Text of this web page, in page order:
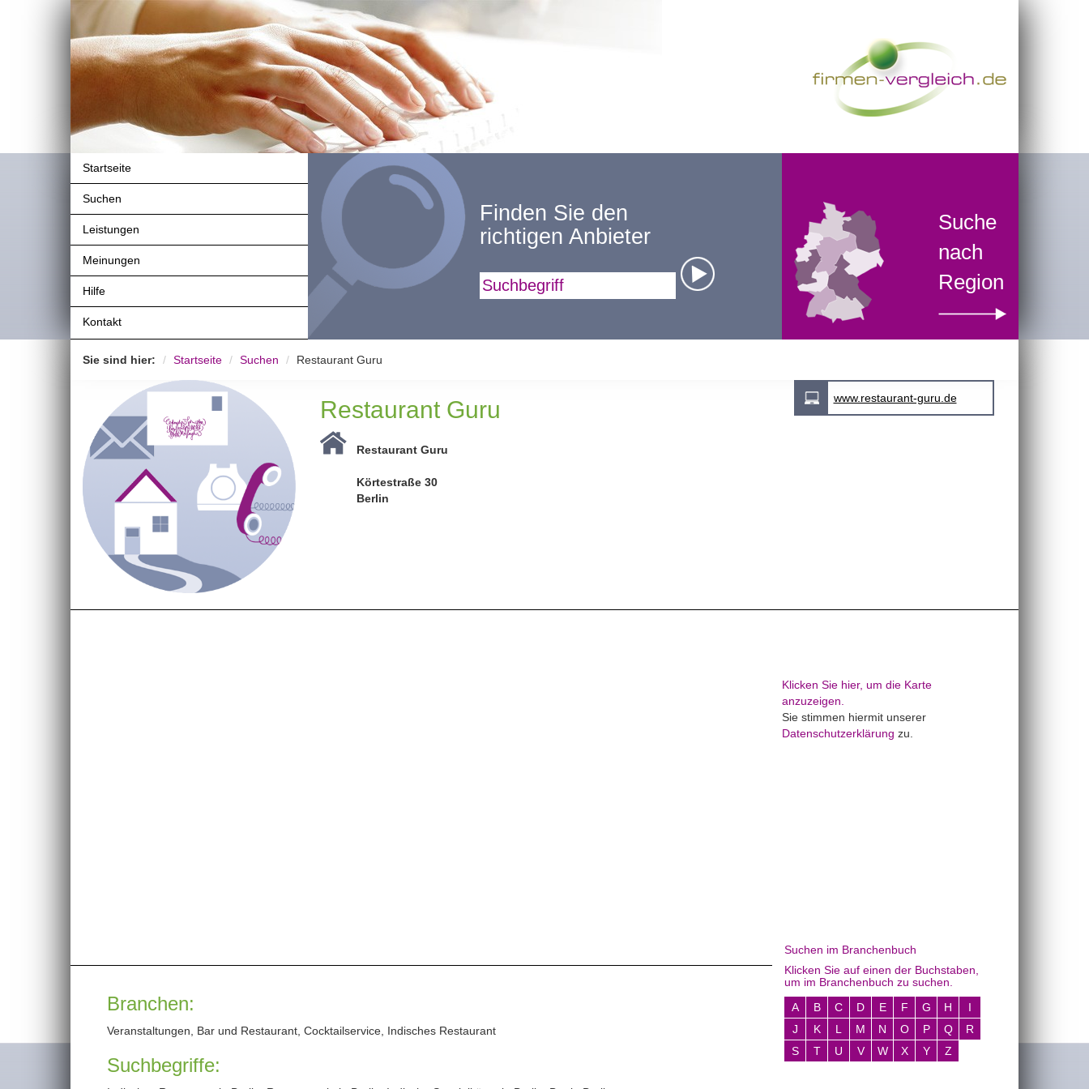
Startseite
Suchen
Leistungen
Meinungen
Hilfe
Kontakt
Finden Sie den
richtigen Anbieter
Suche
nach
Region
Sie sind hier: Startseite Suchen Restaurant Guru
Restaurant Guru
Restaurant Guru
Körtestraße 30
Berlin
www.restaurant-guru.de
Klicken Sie hier, um die Karte
anzuzeigen.
Sie stimmen hiermit unserer
Datenschutzerklärung zu.
Branchen:
Veranstaltungen, Bar und Restaurant, Cocktailservice, Indisches Restaurant
Suchbegriffe:
Suchen im Branchenbuch
Klicken Sie auf einen der Buchstaben,
um im Branchenbuch zu suchen.
A
B C D E F G H
I
J
K L M N O P Q
R
S
T U V W X Y Z